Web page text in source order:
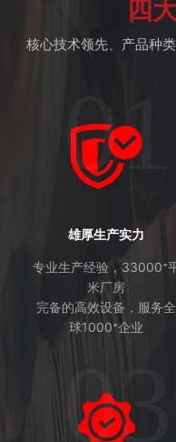
四
核心技术领先、产品种
01
雄厚生产实力
专业生产经验，33000⁺
米厂房
完备的高效设备，服务全
球1000⁺企业
03